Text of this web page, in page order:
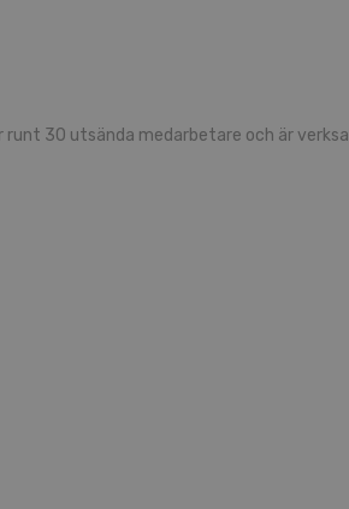
30 utsända medarbetare och är